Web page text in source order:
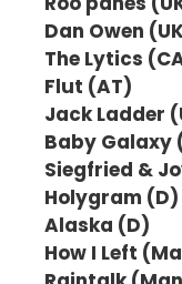
Dan Owen
The Lytics
Flut (AT)
Jack Ladder
Baby Galaxy
Siegfried &
Holygram (D)
Alaska (D)
How I Left